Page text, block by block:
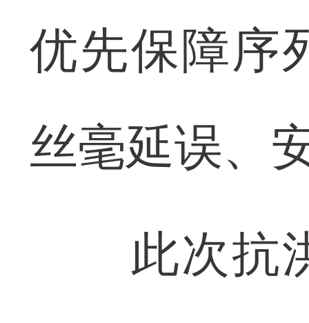
优先保障序
丝毫延误、
此次抗洪